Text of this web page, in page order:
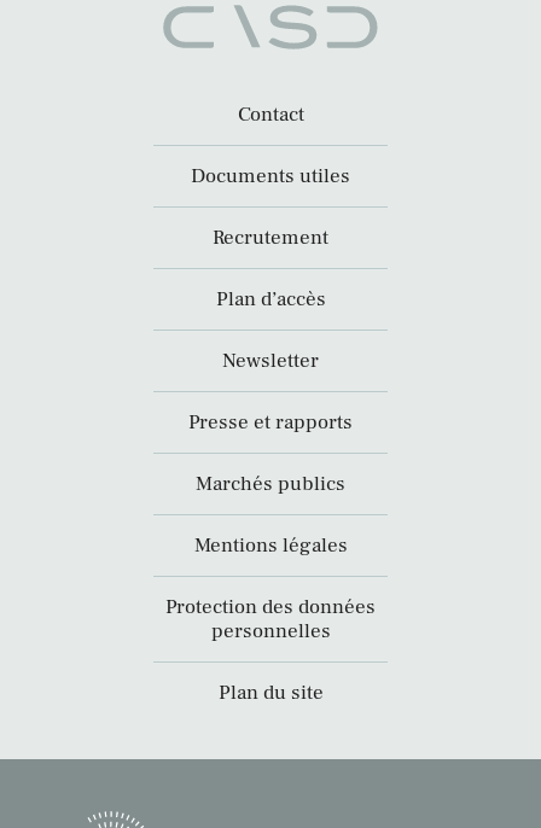
Contact
Documents utiles
Recrutement
Plan d’accès
Newsletter
Presse et rapports
Marchés publics
Mentions légales
Protection des données
personnelles
Plan du site